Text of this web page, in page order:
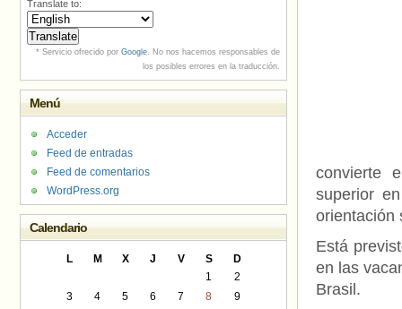
convierte
superior
orientación
Está
en las
Brasil.
Translate to:
* Servicio ofrecido por Google. No nos hacemos responsables de
los posibles errores en la traducción.
Menú
Acceder
Feed de entradas
Feed de comentarios
WordPress.org
Calendario
L M X J V S
D
1
2
3
4 5 6 7 8
9